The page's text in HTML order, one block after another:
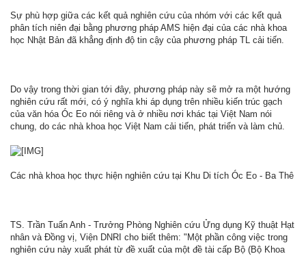
Sự phù hợp giữa các kết quả nghiên cứu của nhóm với các kết quả
phân tích niên đại bằng phương pháp AMS hiện đại của các nhà khoa
học Nhật Bản đã khẳng định độ tin cậy của phương pháp TL cải tiến.
Do vậy trong thời gian tới đây, phương pháp này sẽ mở ra một hướng
nghiên cứu rất mới, có ý nghĩa khi áp dụng trên nhiều kiến trúc gạch
của văn hóa Óc Eo nói riêng và ở nhiều nơi khác tại Việt Nam nói
chung, do các nhà khoa học Việt Nam cải tiến, phát triển và làm chủ.
Các nhà khoa học thực hiện nghiên cứu tại Khu Di tích Óc Eo - Ba Thê
TS. Trần Tuấn Anh - Trưởng Phòng Nghiên cứu Ửng dụng Kỹ thuật Hạt
nhân và Đồng vị, Viện DNRI cho biết thêm: "Một phần công việc trong
nghiên cứu này xuất phát từ đề xuất của một đề tài cấp Bộ (Bộ Khoa